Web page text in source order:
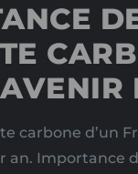
carbone d’un
an. Importance